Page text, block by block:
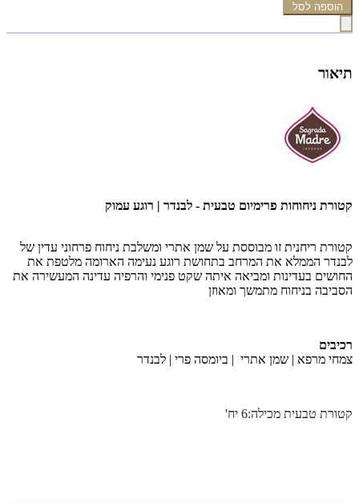
הוספה לסל
תיאור
קטורת ניחוחות פרימיום טבעית - לבנדר | רוגע עמוק
קטורת ריחנית זו מבוססת על שמן אתרי ומשלבת ניחוח פרחוני עדין של
לבנדר הממלא את המרחב בתחושת רוגע נעימה הארומה מלטפת את
החושים בעדינות ומביאה איתה שקט פנימי והרפיה עדינה המעשירה את
הסביבה בניחוח מתמשך ומאוזן
רכיבים
צמחי מרפא | שמן אתרי | ביומסה פרי | לבנדר
קטורת טבעית מכילה:6 יח '